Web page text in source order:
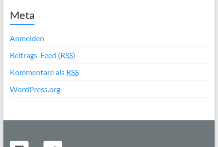
Meta
Anmelden
Beitrags-Feed (RSS)
Kommentare als RSS
WordPress.org